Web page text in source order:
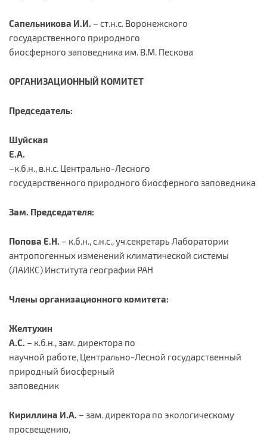
Сапельникова И.И. – ст.н.с. Воронежского
государственного природного
биосферного заповедника им. В.М. Пескова
ОРГАНИЗАЦИОННЫЙ КОМИТЕТ
Председатель:
Шуйская
Е.А.
–к.б.н., в.н.с. Центрально-Лесного
государственного природного биосферного заповедника
Зам. Председателя:
Попова Е.Н. – к.б.н., с.н.с., уч.секретарь Лаборатории
антропогенных изменений климатической системы
(ЛАИКС) Института географии РАН
Члены организационного комитета:
Желтухин
А.С. – к.б.н., зам. директора по
научной работе, Центрально-Лесной государственный
природный биосферный
заповедник
Кириллина И.А. – зам. директора по экологическому
просвещению,